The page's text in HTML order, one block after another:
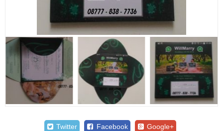
Twitter Facebook Google+